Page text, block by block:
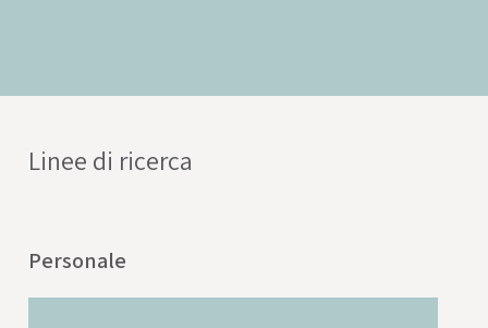
Linee di ricerca
Personale